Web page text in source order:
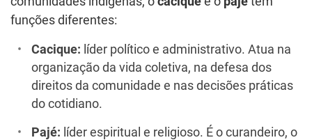
funções diferentes:
Cacique: líder político e administrativo. Atua na
organização da vida coletiva, na defesa dos
direitos da comunidade e nas decisões práticas
do cotidiano.
Pajé: líder espiritual e religioso. É o curandeiro, o